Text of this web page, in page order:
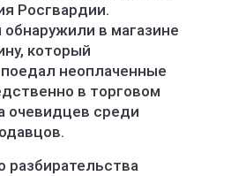
Росгвардии.
в магазине
который
неоплаченные
в торговом
очевидцев среди